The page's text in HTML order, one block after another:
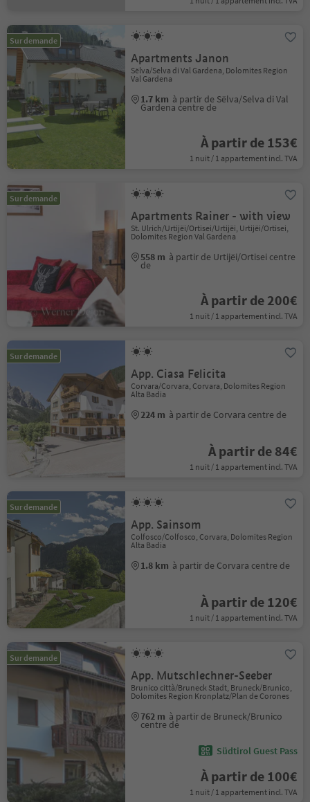
Sur demande
Apartments Janon
Sëlva/Selva di Val Gardena, Dolomites Region
Val Gardena
1.7 km à partir de Sëlva/Selva di Val
Gardena centre de
À partir de 153€
1 nuit / 1 appartement incl. TVA
Sur demande
Apartments Rainer - with view
St. Ulrich/Urtijëi/Ortisei/Urtijëi, Urtijëi/Ortisei,
Dolomites Region Val Gardena
558 m à partir de Urtijëi/Ortisei centre
de
À partir de 200€
1 nuit / 1 appartement incl. TVA
Sur demande
App. Ciasa Felicita
Corvara/Corvara, Corvara, Dolomites Region
Alta Badia
224 m à partir de Corvara centre de
À partir de 84€
1 nuit / 1 appartement incl. TVA
Sur demande
App. Sainsom
Colfosco/Colfosco, Corvara, Dolomites Region
Alta Badia
1.8 km à partir de Corvara centre de
À partir de 120€
1 nuit / 1 appartement incl. TVA
Sur demande
App. Mutschlechner-Seeber
Brunico città/Bruneck Stadt, Bruneck/Brunico,
Dolomites Region Kronplatz/Plan de Corones
762 m à partir de Bruneck/Brunico
centre de
Südtirol Guest Pass
À partir de 100€
1 nuit / 1 appartement incl. TVA